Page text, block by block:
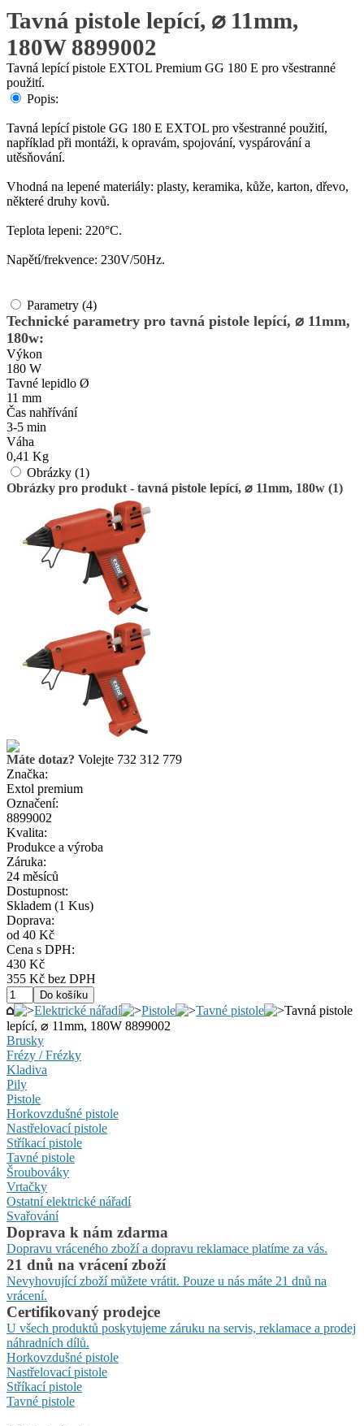
Tavná pistole lepící, ⌀ 11mm,
180W 8899002
Tavná lepící pistole EXTOL Premium GG 180 E pro všestranné
použití.
Popis:
Tavná lepící pistole GG 180 E EXTOL pro všestranné použití,
například při montáži, k opravám, spojování, vyspárování a
utěsňování.
Vhodná na lepené materiály: plasty, keramika, kůže, karton, dřevo,
některé druhy kovů.
Teplota lepeni: 220°C.
Napětí/frekvence: 230V/50Hz.
Parametry (4)
Technické parametry pro tavná pistole lepící, ⌀ 11mm,
180w:
Výkon
180 W
Tavné lepidlo Ø
11 mm
Čas nahřívání
3-5 min
Váha
0,41 Kg
Obrázky (1)
Obrázky pro produkt - tavná pistole lepící, ⌀ 11mm, 180w (1)
Máte dotaz? Volejte 732 312 779
Značka:
Extol premium
Označení:
8899002
Kvalita:
Produkce a výroba
Záruka:
24 měsíců
Dostupnost:
Skladem (1 Kus)
Doprava:
od 40 Kč
Cena s DPH:
430 Kč
355 Kč bez DPH
Elektrické nářadí Pistole Tavné pistole
Tavná pistole
lepící, ⌀ 11mm, 180W 8899002
Brusky
Frézy / Frézky
Kladiva
Pily
Pistole
Horkovzdušné pistole
Nastřelovací pistole
Stříkací pistole
Tavné pistole
Šroubováky
Vrtačky
Ostatní elektrické nářadí
Svařování
Doprava k nám zdarma
Dopravu vráceného zboží a dopravu reklamace platíme za vás.
21 dnů na vrácení zboží
Nevyhovující zboží můžete vrátit. Pouze u nás máte 21 dnů na
vrácení.
Certifikovaný prodejce
U všech produktů poskytujeme záruku na servis, reklamace a prodej
náhradních dílů.
Horkovzdušné pistole
Nastřelovací pistole
Stříkací pistole
Tavné pistole